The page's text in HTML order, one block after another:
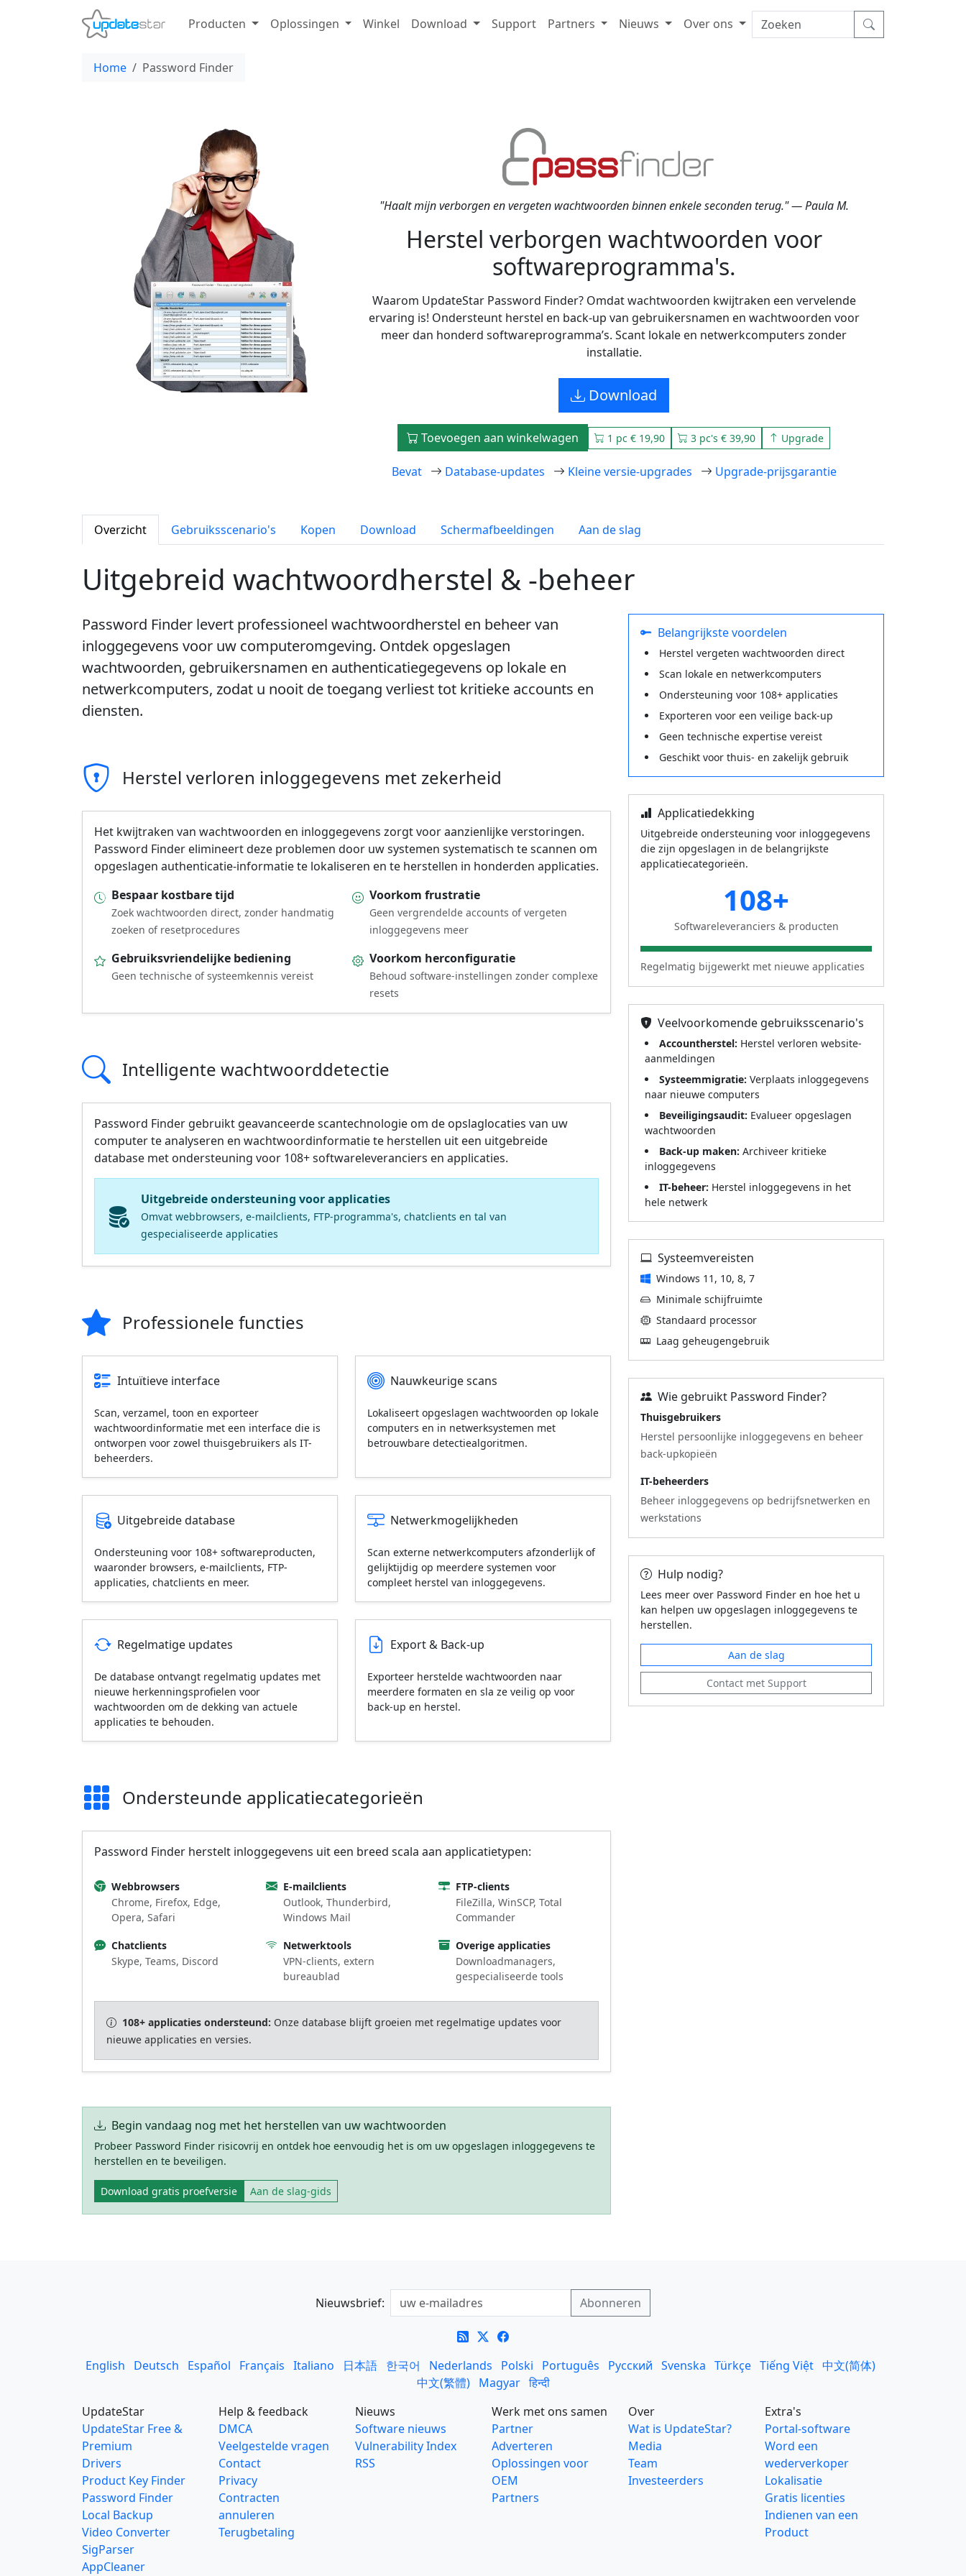
Producten Oplossingen Winkel Download Support Partners Nieuws Over ons
Home Password Finder
"Haalt mijn verborgen en vergeten wachtwoorden binnen enkele seconden terug." — Paula M.
Herstel verborgen wachtwoorden voor
softwareprogramma's.
Waarom UpdateStar Password Finder? Omdat wachtwoorden kwijtraken een vervelende
ervaring is! Ondersteunt herstel en back-up van gebruikersnamen en wachtwoorden voor
meer dan honderd softwareprogramma’s. Scant lokale en netwerkcomputers zonder
installatie.
Download
Toevoegen aan winkelwagen 1 pc € 19,90 3 pc's € 39,90 Upgrade
Bevat Database-updates Kleine versie-upgrades Upgrade-prijsgarantie
Overzicht Gebruiksscenario's Kopen Download Schermafbeeldingen Aan de slag
Uitgebreid wachtwoordherstel & -beheer
Password Finder levert professioneel wachtwoordherstel en beheer van
inloggegevens voor uw computeromgeving. Ontdek opgeslagen
wachtwoorden, gebruikersnamen en authenticatiegegevens op lokale en
netwerkcomputers, zodat u nooit de toegang verliest tot kritieke accounts en
diensten.
Herstel verloren inloggegevens met zekerheid
Het kwijtraken van wachtwoorden en inloggegevens zorgt voor aanzienlijke verstoringen.
Password Finder elimineert deze problemen door uw systemen systematisch te scannen om
opgeslagen authenticatie-informatie te lokaliseren en te herstellen in honderden applicaties.
Bespaar kostbare tijd
Zoek wachtwoorden direct, zonder handmatig
zoeken of resetprocedures
Voorkom frustratie
Geen vergrendelde accounts of vergeten
inloggegevens meer
Gebruiksvriendelijke bediening
Geen technische of systeemkennis vereist
Voorkom herconfiguratie
Behoud software-instellingen zonder complexe
resets
Intelligente wachtwoorddetectie
Password Finder gebruikt geavanceerde scantechnologie om de opslaglocaties van uw
computer te analyseren en wachtwoordinformatie te herstellen uit een uitgebreide
database met ondersteuning voor 108+ softwareleveranciers en applicaties.
Uitgebreide ondersteuning voor applicaties
Omvat webbrowsers, e-mailclients, FTP-programma's, chatclients en tal van
gespecialiseerde applicaties
Professionele functies
Intuïtieve interface
Scan, verzamel, toon en exporteer
wachtwoordinformatie met een interface die is
ontworpen voor zowel thuisgebruikers als IT-
beheerders.
Nauwkeurige scans
Lokaliseert opgeslagen wachtwoorden op lokale
computers en in netwerksystemen met
betrouwbare detectiealgoritmen.
Uitgebreide database
Ondersteuning voor 108+ softwareproducten,
waaronder browsers, e-mailclients, FTP-
applicaties, chatclients en meer.
Netwerkmogelijkheden
Scan externe netwerkcomputers afzonderlijk of
gelijktijdig op meerdere systemen voor
compleet herstel van inloggegevens.
Regelmatige updates
De database ontvangt regelmatig updates met
nieuwe herkenningsprofielen voor
wachtwoorden om de dekking van actuele
applicaties te behouden.
Export & Back-up
Exporteer herstelde wachtwoorden naar
meerdere formaten en sla ze veilig op voor
back-up en herstel.
Ondersteunde applicatiecategorieën
Password Finder herstelt inloggegevens uit een breed scala aan applicatietypen:
Webbrowsers
Chrome, Firefox, Edge,
Opera, Safari
E-mailclients
Outlook, Thunderbird,
Windows Mail
FTP-clients
FileZilla, WinSCP, Total
Commander
Chatclients
Skype, Teams, Discord
Netwerktools
VPN-clients, extern
bureaublad
Overige applicaties
Downloadmanagers,
gespecialiseerde tools
108+ applicaties ondersteund: Onze database blijft groeien met regelmatige updates voor
nieuwe applicaties en versies.
Begin vandaag nog met het herstellen van uw wachtwoorden
Probeer Password Finder risicovrij en ontdek hoe eenvoudig het is om uw opgeslagen inloggegevens te
herstellen en te beveiligen.
Download gratis proefversie Aan de slag-gids
Belangrijkste voordelen
Herstel vergeten wachtwoorden direct
Scan lokale en netwerkcomputers
Ondersteuning voor 108+ applicaties
Exporteren voor een veilige back-up
Geen technische expertise vereist
Geschikt voor thuis- en zakelijk gebruik
Applicatiedekking
Uitgebreide ondersteuning voor inloggegevens
die zijn opgeslagen in de belangrijkste
applicatiecategorieën.
108+
Softwareleveranciers & producten
Regelmatig bijgewerkt met nieuwe applicaties
Veelvoorkomende gebruiksscenario's
Accountherstel: Herstel verloren website-
aanmeldingen
Systeemmigratie: Verplaats inloggegevens
naar nieuwe computers
Beveiligingsaudit: Evalueer opgeslagen
wachtwoorden
Back-up maken: Archiveer kritieke
inloggegevens
IT-beheer: Herstel inloggegevens in het
hele netwerk
Systeemvereisten
Windows 11, 10, 8, 7
Minimale schijfruimte
Standaard processor
Laag geheugengebruik
Wie gebruikt Password Finder?
Thuisgebruikers
Herstel persoonlijke inloggegevens en beheer
back-upkopieën
IT-beheerders
Beheer inloggegevens op bedrijfsnetwerken en
werkstations
Hulp nodig?
Lees meer over Password Finder en hoe het u
kan helpen uw opgeslagen inloggegevens te
herstellen.
Aan de slag
Contact met Support
Nieuwsbrief:
English Deutsch Español Français Italiano 日本語 한국어 Nederlands Polski Português Русский Svenska Türkçe Tiếng Việt 中文(简体)
中文(繁體)
Magyar हिन्दी
UpdateStar
UpdateStar Free &
Premium
Drivers
Product Key Finder
Password Finder
Local Backup
Video Converter
SigParser
AppCleaner
Help & feedback
DMCA
Veelgestelde vragen
Contact
Privacy
Contracten
annuleren
Terugbetaling
Nieuws
Software nieuws
Vulnerability Index
RSS
Werk met ons samen
Partner
Adverteren
Oplossingen voor
OEM
Partners
Over
Wat is UpdateStar?
Media
Team
Investeerders
Extra's
Portal-software
Word een
wederverkoper
Lokalisatie
Gratis licenties
Indienen van een
Product